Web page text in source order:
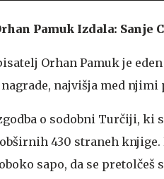
Pamuk Izdala: Sanje
Orhan Pamuk je
najvišja med njimi
o sodobni Turčiji, ki
430 straneh
sapo, da se